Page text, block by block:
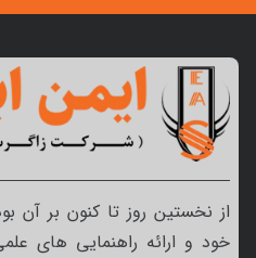
از نخستین روز تا کنون بر آن
خود و ارائه راهنمایی های